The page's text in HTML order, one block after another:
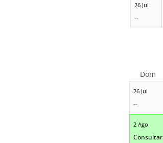
26 Jul
--
26 Jul
--
2 Ago
Consultar
Dom